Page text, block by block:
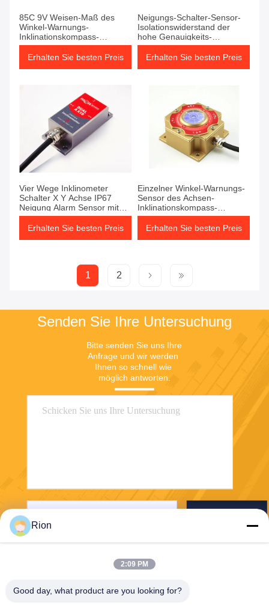
85C 9V Weisen-Maß des
Winkel-Warnungs-
Inklinationskompass-
Schalter-Sensor-2
Erhalten Sie besten Preis
Neigungs-Schalter-Sensor-
Isolationswiderstand der
hohe Genauigkeits-
Doppelachsen-12V
Erhalten Sie besten Preis
Vier Wege Inklinometer
Schalter X Y Achse IP67
Neigung Alarm Sensor mit
Buzzer
Erhalten Sie besten Preis
Einzelner Winkel-Warnungs-
Sensor des Achsen-
Inklinationskompass-
Schalter-RION RS232
Erhalten Sie besten Preis
1 2
Senden Sie Ihre Untersuchung
Bitte senden Sie uns Ihre
Anfrage und wir werden
Ihnen so schnell wie
möglich antworten.
Rion
2:09 PM
Good day, what product are you looking for?